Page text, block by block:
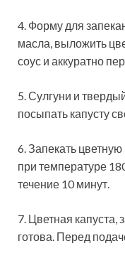
4. Форму для
масла, выложить
соус и аккуратно
5. Сулгуни и
посыпать капусту
6. Запекать
при температуре
течение 10 минут.
7. Цветная
готова. Перед